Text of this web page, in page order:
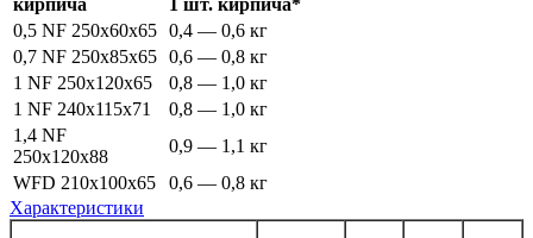
0,5 NF 250x60x65 0,4 — 0,6 кг
0,7 NF 250x85x65 0,6 — 0,8 кг
1 NF 250x120x65
0,8 — 1,0 кг
1 NF 240x115x71
0,8 — 1,0 кг
1,4 NF
250x120x88
0,9 — 1,1 кг
WFD 210x100x65
0,6 — 0,8 кг
Характеристики